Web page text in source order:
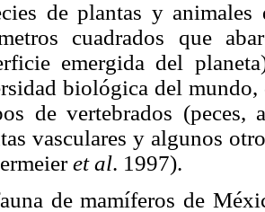
de plantas y
cuadrados que
emergida del
biológica del mundo,
de vertebrados
vasculares y algunos
et al. 1997).
de mamíferos de